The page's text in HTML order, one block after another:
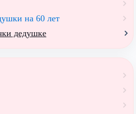
на 60 лет
дедушке